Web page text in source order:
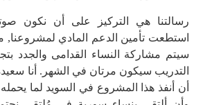
رسالتنا هي التركيز على أن نكون
استطعت تأمين الدعم المادي لمشروعنا,
سيتم مشاركة النساء القدامى والجدد
التدريب سيكون مرتان في الشهر. أنا
أن أنفذ هذا المشروع في السويد لما